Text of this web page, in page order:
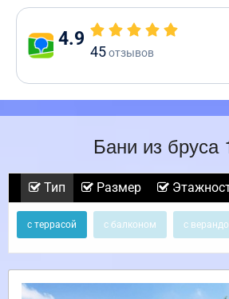
4.9
45отзывов
Бани из бруса
Тип Размер
с террасой с балконом с